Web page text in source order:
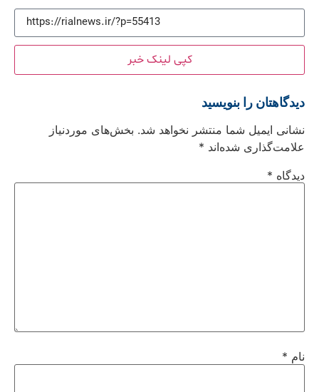
کپی لینک خبر
دیدگاهتان را بنویسید
نشانی ایمیل شما منتشر نخواهد شد. بخش‌های موردنیاز
علامت‌گذاری شده‌اند *
دیدگاه *
نام *